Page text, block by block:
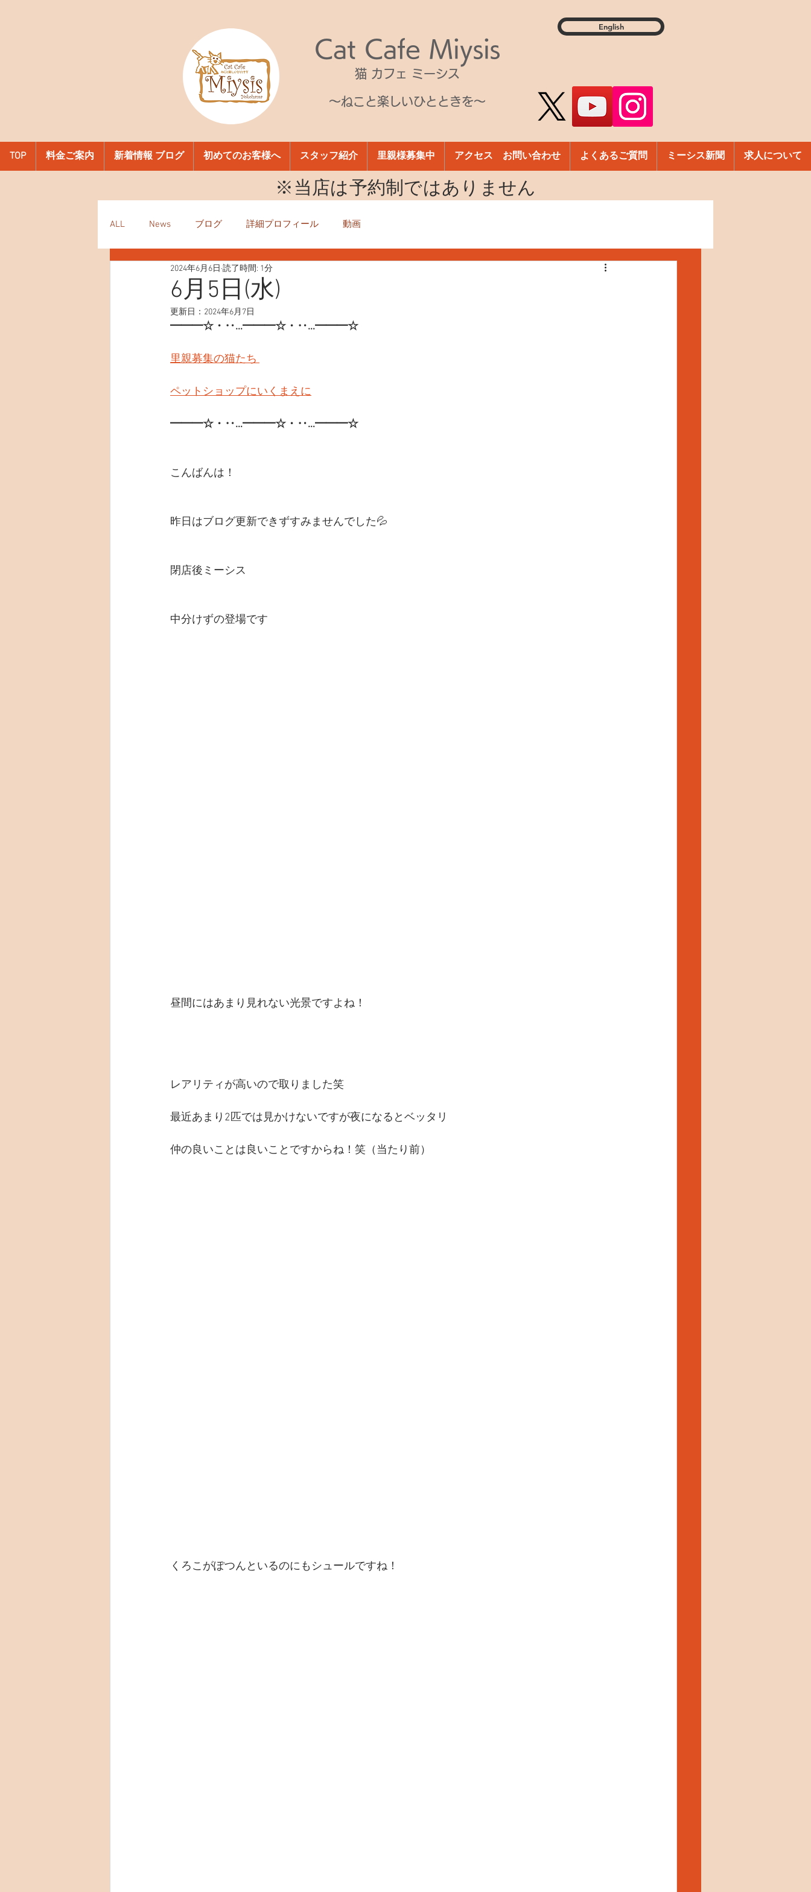
Cat Cafe Miysis
猫 カフェ ミーシス
～ねこと楽しいひとときを～
English
TOP 料金ご案内 新着情報 ブログ 初めてのお客様へ スタッフ紹介 里親様募集中 アクセス お問い合わせ よくあるご質問 ミーシス新聞 求人について
​※当店は予約制ではありません
ALL News ブログ 詳細プロフィール 動画
6月5日(水)
2024年6月6日 読了時間: 1分
更新日： 2024年6月7日
━━━☆・‥…━━━☆・‥…━━━☆
里親募集の猫たち
ペットショップにいくまえに
━━━☆・‥…━━━☆・‥…━━━☆
こんばんは！
昨日はブログ更新できずすみませんでした💦
閉店後ミーシス
中分けずの登場です
昼間にはあまり見れない光景ですよね！
レアリティが高いので取りました笑
最近あまり2匹では見かけないですが夜になるとベッタリ
仲の良いことは良いことですからね！笑（当たり前）
くろこがぽつんといるのにもシュールですね！